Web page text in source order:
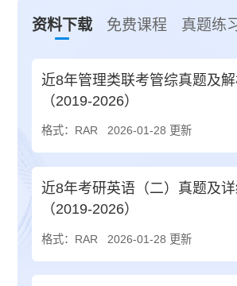
资料下载 免费课程 真题练
近8年管理类联考管综真题及
（2019-2026）
格式：RAR 2026-01-28 更新
近8年考研英语（二）真题及
（2019-2026）
格式：RAR 2026-01-28 更新